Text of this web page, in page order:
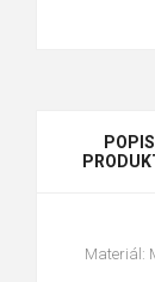
POPIS
Materiál: